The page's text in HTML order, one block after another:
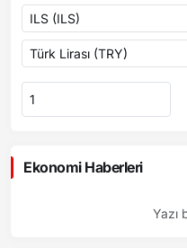
Ekonomi Haberleri
Yazı